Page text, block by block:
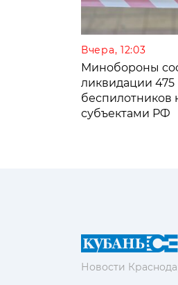
Вчера, 12:03
Минобороны
ликвидации 475
беспилотников
субъектами РФ
Новости